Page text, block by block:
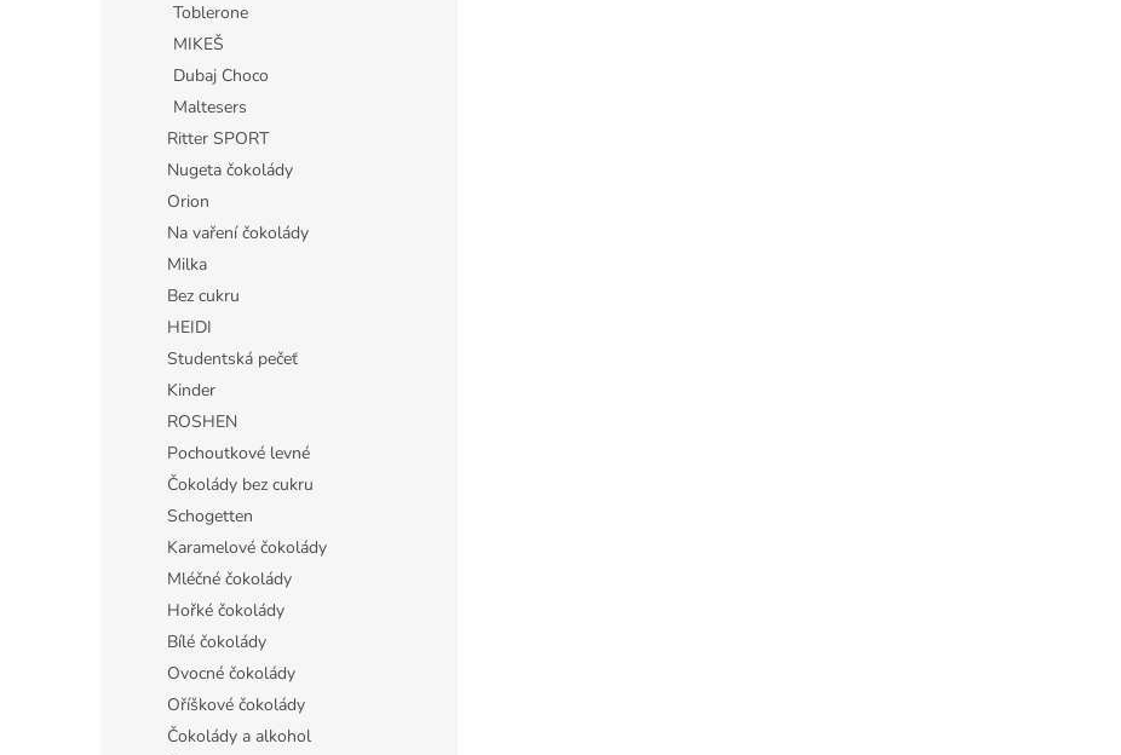
Toblerone
MIKEŠ
Dubaj Choco
Maltesers
Ritter SPORT
Nugeta čokolády
Orion
Na vaření čokolády
Milka
Bez cukru
HEIDI
Studentská pečeť
Kinder
ROSHEN
Pochoutkové levné
Čokolády bez cukru
Schogetten
Karamelové čokolády
Mléčné čokolády
Hořké čokolády
Bílé čokolády
Ovocné čokolády
Oříškové čokolády
Čokolády a alkohol